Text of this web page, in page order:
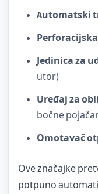
Automatski
Jedinica za
utor)
Uređaj za
bočne
Omotavač
Ove značajke
potpuno